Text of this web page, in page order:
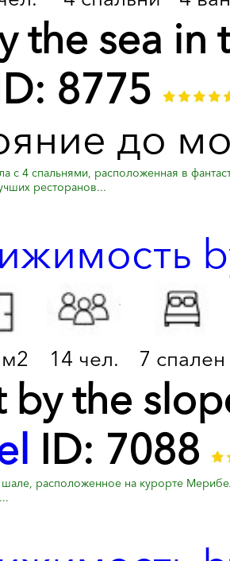
the sea in
8775
до
с 4 спальнями, расположенная в
ресторанов...
14 чел. 7 спален
by the
ID: 7088
шале, расположенное на курорте